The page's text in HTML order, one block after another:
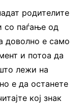
родителите
со паѓање од
доволно е само
и потоа да
лежи на
е да останете
кој знак